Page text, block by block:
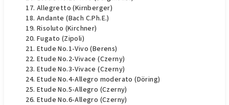
Allegretto (Kirnberger)
Andante (Bach C.Ph.E.)
Risoluto (Kirchner)
Fugato (Zipoli)
Etude No.1-Vivo (Berens)
Etude No.2-Vivace (Czerny)
Etude No.3-Vivace (Czerny)
Etude No.4-Allegro moderato (Döring)
Etude No.5-Allegro (Czerny)
Etude No.6-Allegro (Czerny)